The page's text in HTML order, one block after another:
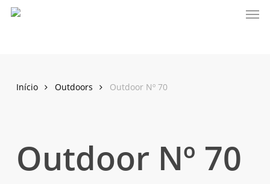
Skip
Início Outdoors Outdoor Nº 70
Outdoor Nº 70